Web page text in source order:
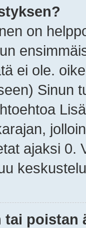
on
ei ole.
Sinun
ajaksi 0.
tai poistan